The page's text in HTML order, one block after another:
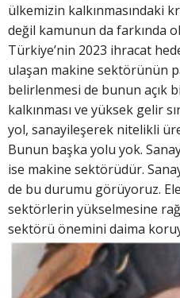
ülkemizin kalkınmasındaki
değil kamunun da farkında
Türkiye’nin 2023 ihracat
ulaşan makine sektörünün
belirlenmesi de bunun açık
kalkınması ve yüksek gelir
yol, sanayileşerek nitelikli
Bunun başka yolu yok.
ise makine sektörüdür.
de bu durumu görüyoruz.
sektörlerin yükselmesine
sektörü önemini daima